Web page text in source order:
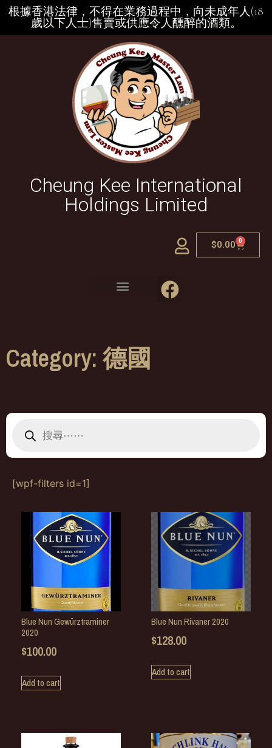
根據香港法律，不得在業務過程中，向未成年人(18
歲以下人士)售賣或供應令人醺醉的酒類。
Cheung Kee International
Holdings Limited
$0.00 0
Category: 德國
[wpf-filters id=1]
Blue Nun Gewürztraminer
2020
$100.00
Add to cart
Blue Nun Rivaner 2020
$128.00
Add to cart